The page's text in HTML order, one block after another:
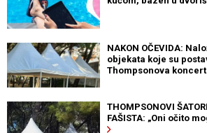
NAKON OČEVIDA:
objekata koje su
Thompsonova
THOMPSONOVI
FAŠISTA: „Oni očito